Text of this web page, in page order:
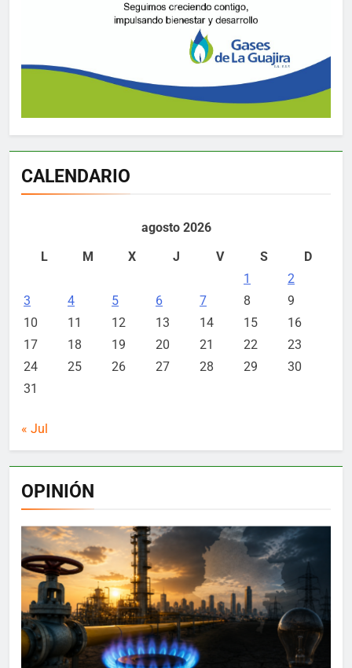
CALENDARIO
agosto 2026
L
M X J V S
D
1
2
3
4 5 6 7 8
9
10
11 12 13 14 15
16
17
18 19 20 21 22
23
24
25 26 27 28 29
30
31
« Jul
OPINIÓN